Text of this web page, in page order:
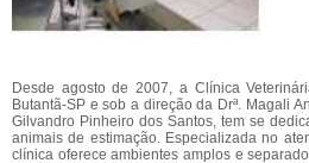
Desde agosto de 2007, a Clínica
Butantã-SP e sob a direção da Drª. Magali
Gilvandro Pinheiro dos Santos, tem se
animais de estimação. Especializada no
clínica oferece ambientes amplos e